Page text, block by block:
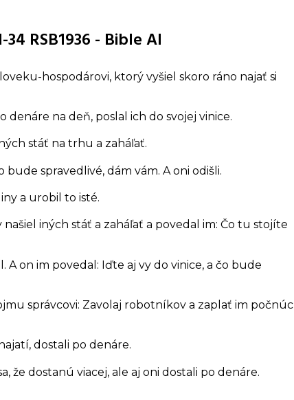
RSB1936 - Bible AI
hospodárovi, ktorý vyšiel skoro ráno najať si
denáre na deň, poslal ich do svojej vinice.
stáť na trhu a zaháľať.
spravedlivé, dám vám. A oni odišli.
a urobil to isté.
iných stáť a zaháľať a povedal im: Čo tu stojíte
A on im povedal: Iďte aj vy do vinice, a čo bude
správcovi: Zavolaj robotníkov a zaplať im počnúc
dostali po denáre.
že dostanú viacej, ale aj oni dostali po denáre.